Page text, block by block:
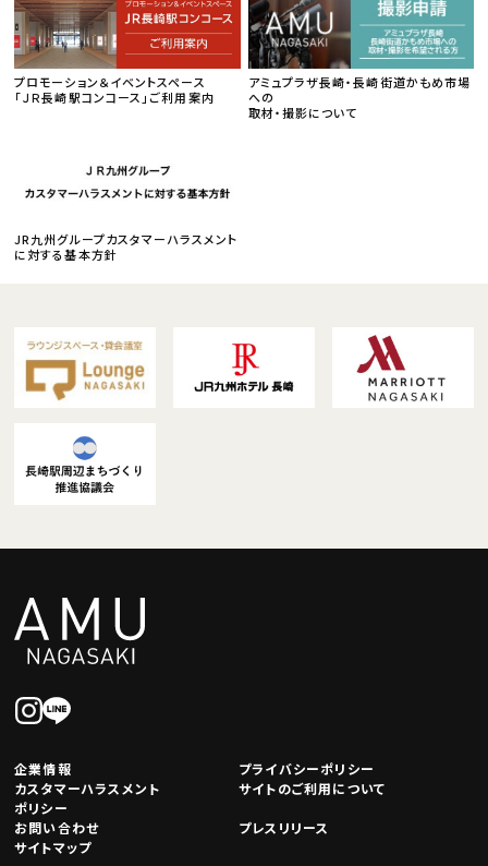
プロモーション＆イベントスペース
「ＪＲ長崎駅コンコース」ご利用案内
アミュプラザ長崎・長崎街道かもめ市場
への
取材・撮影について
JR九州グループカスタマーハラスメント
に対する基本方針
企業情報
プライバシーポリシー
カスタマーハラスメント
ポリシー
サイトのご利用について
お問い合わせ
プレスリリース
サイトマップ